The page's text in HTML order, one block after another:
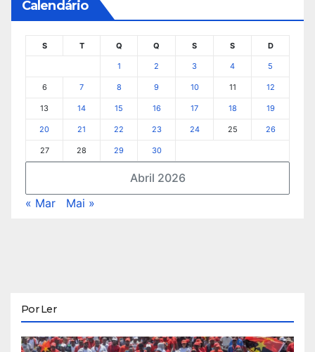
Calendário
Abril 2026
S T Q Q S S D
1 2 3 4 5
6 7 8 9 10 11 12
13 14 15 16 17 18 19
20 21 22 23 24 25 26
27 28 29 30
« Mar Mai »
Por Ler